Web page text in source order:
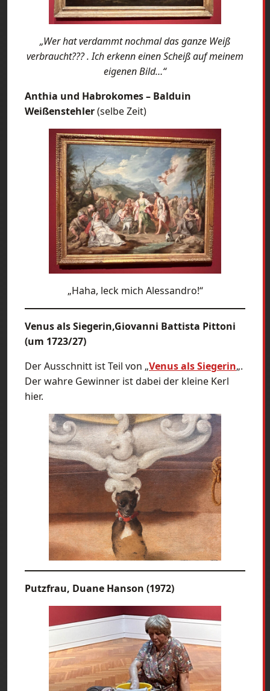
„Wer hat verdammt nochmal das ganze Weiß
verbraucht??? .Ich erkenn einen Scheiß auf meinem
eigenen Bild…“
Anthia und Habrokomes – Balduin
Weißenstehler(selbe Zeit)
„Haha, leck mich Alessandro!“
Venus als Siegerin,Giovanni Battista Pittoni
(um 1723/27)
Der Ausschnitt ist Teil von „Venus als Siegerin„.
Der wahre Gewinner ist dabei der kleine Kerl
hier.
Putzfrau, Duane Hanson (1972)